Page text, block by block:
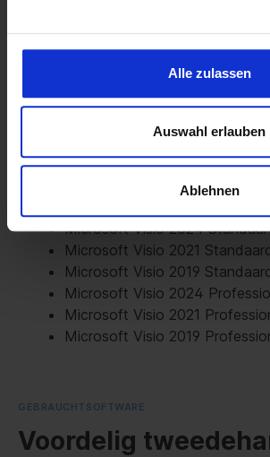
Alle zulassen
Auswahl erlauben
Ablehnen
terwijl de Professional-licentie
vormen bevat, en Professional-
samenwerking in teams, realtime
diagrammen en meer.
Deze versies van Microsoft Visio
Microsoft Visio 2024
Microsoft Visio 2021
Microsoft Visio 2019
Microsoft Visio 2024
Microsoft Visio 2021
Microsoft Visio 2019
Voordelig
GEBRAUCHTSOFTWARE